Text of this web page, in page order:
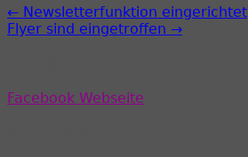
← Newsletterfunktion eingerichtet
Flyer sind eingetroffen →
Facebook Webseite